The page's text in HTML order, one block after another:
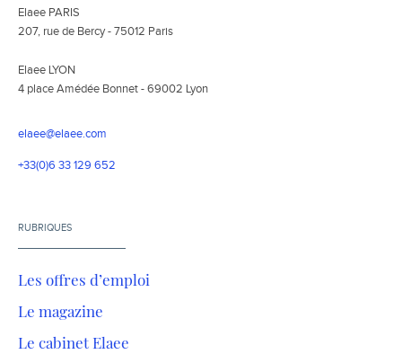
Elaee PARIS
207, rue de Bercy - 75012 Paris
Elaee LYON
4 place Amédée Bonnet - 69002 Lyon
elaee@elaee.com
+33(0)6 33 129 652
RUBRIQUES
Les offres d’emploi
Le magazine
Le cabinet Elaee